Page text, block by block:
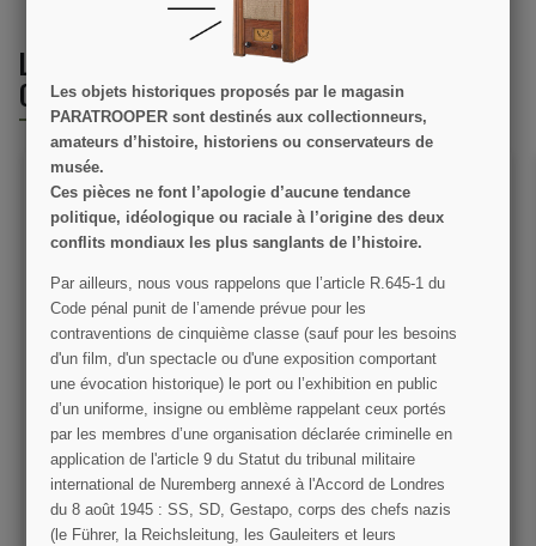
LES CLIENTS QUI ONT ACHETÉ CE PRODUIT
ONT ÉGALEMENT ACHETÉ :
Pansement para "First-
19,00 €
VOIR LE DÉTAIL
AJOUTER AU PANIER
Chèche, Coton, Beige ou
kaki
9,50 €
VOIR LE DÉTAIL
AJOUTER AU PANIER
Les objets historiques proposés par le magasin
PARATROOPER sont destinés aux collectionneurs,
amateurs d’histoire, historiens ou conservateurs de
musée.
Ces pièces ne font l’apologie d’aucune tendance
politique, idéologique ou raciale à l’origine des deux
conflits mondiaux les plus sanglants de l’histoire.
Par ailleurs, nous vous rappelons que l’article R.645­-1 du
Code pénal punit de l’amende prévue pour les
contraventions de cinquième classe (sauf pour les besoins
d'un film, d'un spectacle ou d'une exposition comportant
une évocation historique) le port ou l’exhibition en public
d’un uniforme, insigne ou emblème rappelant ceux portés
par les membres d’une organisation déclarée criminelle en
application de l'article 9 du Statut du tribunal militaire
international de Nuremberg annexé à l'Accord de Londres
du 8 août 1945 : SS, SD, Gestapo, corps des chefs nazis
(le Führer, la Reichsleitung, les Gauleiters et leurs